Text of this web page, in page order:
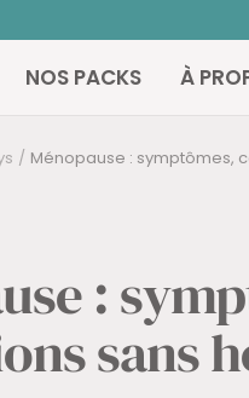
NOS PACKS À
Ménopause : symptômes,
:
sans